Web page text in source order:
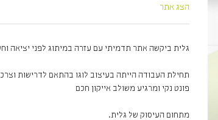
הצג אתר
גלית ביקשה אתר תדמיתי עם עזרה במיתוג לפני יציאה
תחילת העבודה הייתה בעיצוב לוגו בהתאם לדרישות
פונט נקי ומרגיע משולב אייקון חכם
מתחום העיסוק של גלית.